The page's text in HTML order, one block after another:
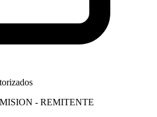
- REMITENTE